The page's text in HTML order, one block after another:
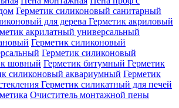
Герметик силиконовый санитарный
для дерева Герметик акриловый
акрилатный универсальный
Герметик силиконовый
Герметик силиконовый
шовный Герметик битумный Герметик
силиконовый аквариумный Герметик
Герметик силикатный для печей
Очиститель монтажной пены